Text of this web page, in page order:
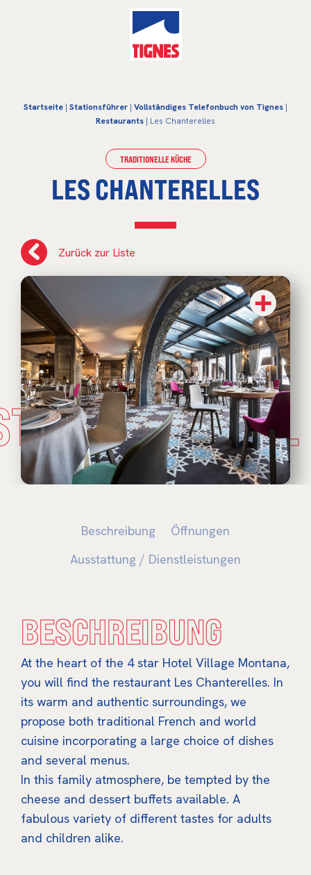
NATUREL
Startseite | Stationsführer | Vollständiges Telefonbuch von Tignes |
Restaurants | Les Chanterelles
TRADITIONELLE KÜCHE
LES CHANTERELLES
Zurück zur Liste
Beschreibung
Öffnungen
Ausstattung / Dienstleistungen
BESCHREIBUNG
At the heart of the 4 star Hotel Village Montana,
you will find the restaurant Les Chanterelles. In
its warm and authentic surroundings, we
propose both traditional French and world
cuisine incorporating a large choice of dishes
and several menus.
In this family atmosphere, be tempted by the
cheese and dessert buffets available. A
fabulous variety of different tastes for adults
and children alike.